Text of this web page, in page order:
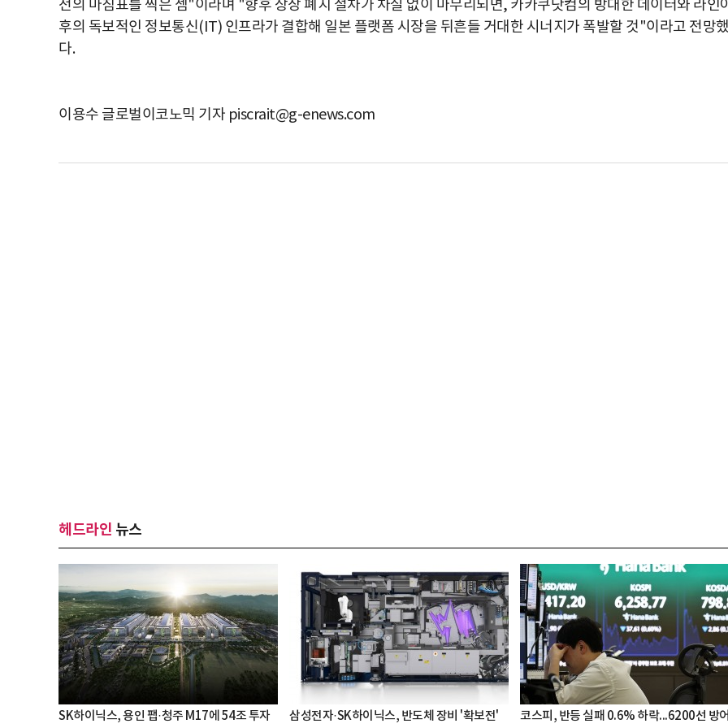
전의 마침표를 찍은 셈"이라며 "향후 상장 폐지 절차가 차질 없이 마무리되면, 카카쿠닷컴의 방대한 데이터와 라인
후의 독보적인 정보통신(IT) 인프라가 결합해 일본 플랫폼 시장을 뒤흔들 거대한 시너지가 폭발할 것"이라고 전망
다.
이용수 글로벌이코노믹 기자 piscrait@g-enews.com
헤드라인 뉴스
SK하이닉스, 용인 팹·청주 M17에 54조 투자 삼성전자·SK하이닉스, 반도체 장비 '확보전' 코스피, 반등 실패 0.6% 하락...6200선 방